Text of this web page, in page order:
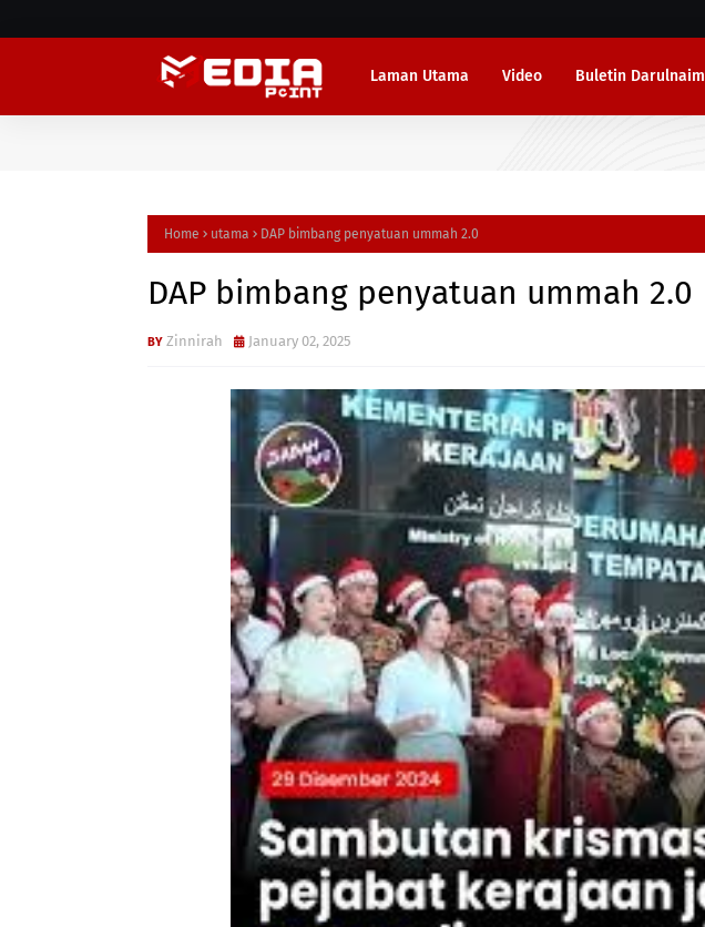
Laman Utama Video Buletin Darulnaim
Home utama DAP bimbang penyatuan ummah 2.0
DAP bimbang penyatuan ummah 2.0
Zinnirah January 02, 2025